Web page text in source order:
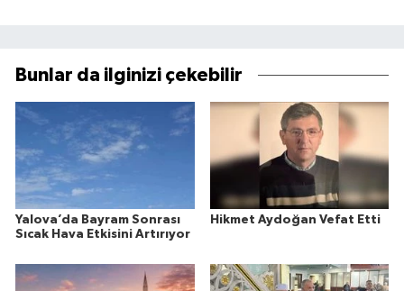
Bunlar da ilginizi çekebilir
Yalova’da Bayram Sonrası
Sıcak Hava Etkisini Artırıyor
Hikmet Aydoğan Vefat Etti